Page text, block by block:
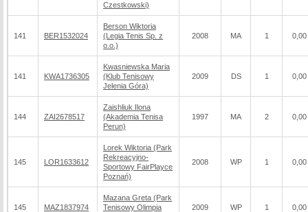
Czestkowski)
141 BER1532024
Berson Wiktoria
(Legia Tenis Sp. z
o.o.)
2008 MA 1 0,00
141 KWA1736305
Kwasniewska Maria
(Klub Tenisowy
Jelenia Góra)
2009 DS 1 0,00
144 ZAI2678517
Zaishliuk Ilona
(Akademia Tenisa
Perun)
1997 MA 2 0,00
145 LOR1633612
Lorek Wiktoria (Park
Rekreacyjno-
Sportowy FairPlayce
Poznań)
2008 WP 1 0,00
145 MAZ1837974
Mazana Greta (Park
Tenisowy Olimpia
2009 WP 1 0,00